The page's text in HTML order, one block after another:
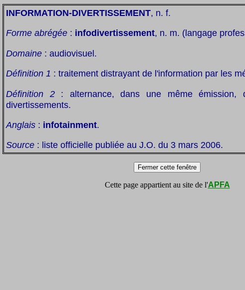
INFORMATION-DIVERTISSEMENT, n. f.
Forme abrégée : infodivertissement, n. m. (langage
Domaine : audiovisuel.
Définition 1 : traitement distrayant de l'information par les
Définition 2: alternance, dans une même émission,
divertissements.
Anglais : infotainment.
Source : liste officielle publiée au J.O. du 3 mars 2006.
Cette page appartient au site de l'APFA